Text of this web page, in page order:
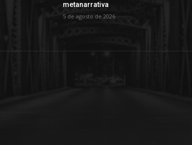
metanarrativa
5 de agosto de 2026